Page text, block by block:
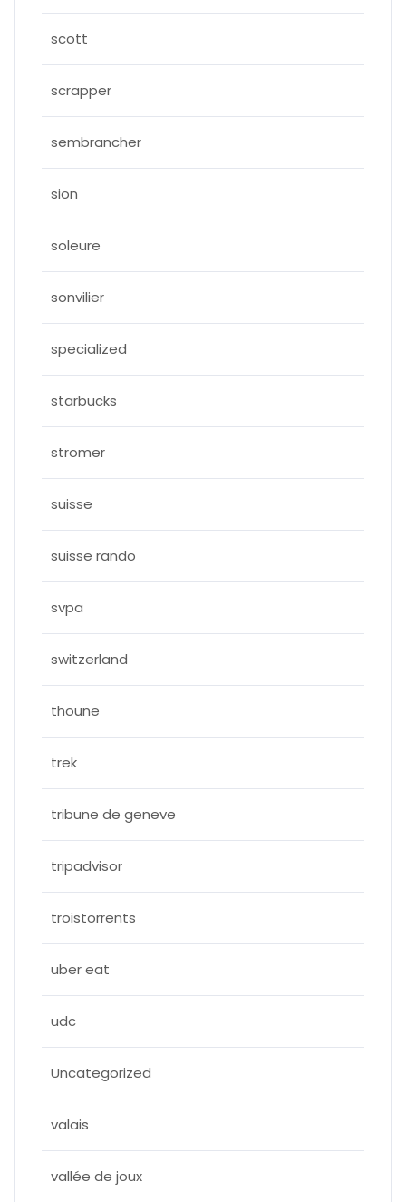
scott
scrapper
sembrancher
sion
soleure
sonvilier
specialized
starbucks
stromer
suisse
suisse rando
svpa
switzerland
thoune
trek
tribune de geneve
tripadvisor
troistorrents
uber eat
udc
Uncategorized
valais
vallée de joux